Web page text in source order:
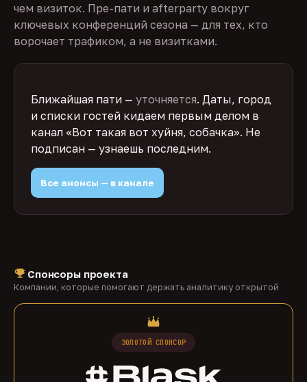
чем визиток. Пре-пати и afterparty вокруг
ключевых конференций сезона — для тех, кто
ворочает трафиком, а не визитками.
Ближайшая пати — уточняется. Даты, город
и списки гостей кидаем первым делом в
канал «Вот такая вот хуйня, собачка». Не
подписан — узнаешь последним.
Все анонсы — в канале
Спонсоры проекта
Компании, которые помогают держать аналитику открытой
ЗОЛОТОЙ СПОНСОР